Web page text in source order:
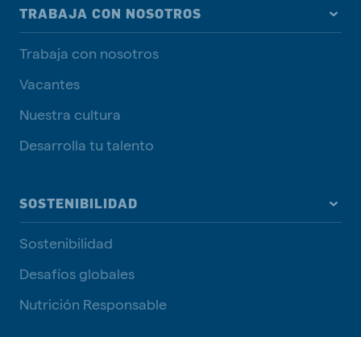
TRABAJA CON NOSOTROS
Trabaja con nosotros
Vacantes
Nuestra cultura
Desarrolla tu talento
SOSTENIBILIDAD
Sostenibilidad
Desafíos globales
Nutrición Responsable